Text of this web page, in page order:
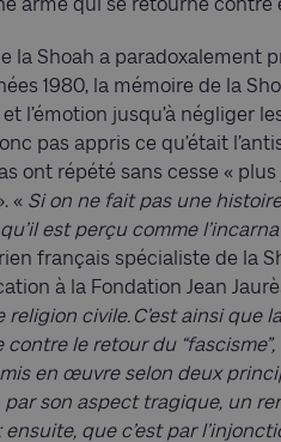
la Shoah a paradoxalement
1980, la mémoire de la
l’émotion jusqu’à négliger
pas appris ce qu’était
ont répété sans cesse « plus
« Si on ne fait pas une
est perçu comme
français spécialiste de la
à la Fondation Jean
civile. C’est ainsi que
le retour du
en œuvre selon deux
par son aspect tragique, un
que c’est par